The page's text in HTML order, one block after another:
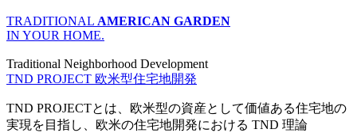
TRADITIONAL AMERICAN GARDEN
IN YOUR HOME.
Traditional Neighborhood Development
TND PROJECT 欧米型住宅地開発
TND PROJECTとは、欧米型の資産として価値ある住宅地の
実現を目指し、欧米の住宅地開発における TND 理論